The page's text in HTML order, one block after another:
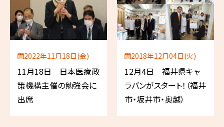
2022年11月18日(金)
11月18日 日本医療政
策機構主催の勉強会に
出席
2018年12月04日(火)
12月4日 福井県キャ
ラバンがスタート！（福井
市・坂井市・奥越）